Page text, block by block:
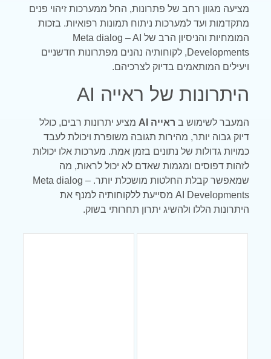
מציעה מגוון רחב של פתרונות, החל ממערכות זיהוי פנים
מתקדמות ועד למערכות ניתוח תמונות רפואיות. בזכות
המומחיות והניסיון הרב של Meta dialog – AI
Developments, לקוחותיה נהנים מפתרונות חדשניים
ויעילים המותאמים בדיוק לצרכיהם.
היתרונות של ראייה AI
המעבר לשימוש ב ראייה AI
מציע יתרונות רבים, כולל
דיוק גבוה יותר, מהירות תגובה משופרת ויכולת לעבד
כמויות גדולות של נתונים בזמן אמת. מערכות אלו יכולות
לזהות דפוסים ומגמות שאדם לא יכול לראות, מה
שמאפשר קבלת החלטות מושכלת יותר. Meta dialog –
AI Developments מסייעת ללקוחותיה למנף את
היתרונות הללו ולהשיג יתרון תחרותי בשוק.